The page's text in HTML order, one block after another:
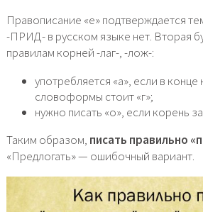
Правописание «е» подтверждается
-ПРИД- в русском языке нет. Вторая
правилам корней -лаг-, -лож-:
употребляется «а», если в
словоформы стоит «г»;
нужно писать «о», если корень
Таким образом, писать правильно
«Предлогать» — ошибочный вариант.